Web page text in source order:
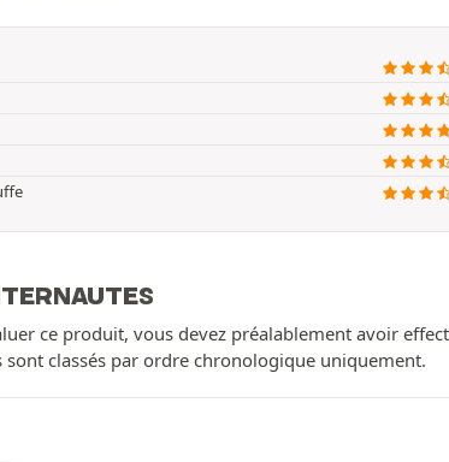
ce produit, vous devez préalablement avoir
sont classés par ordre chronologique uniquement.